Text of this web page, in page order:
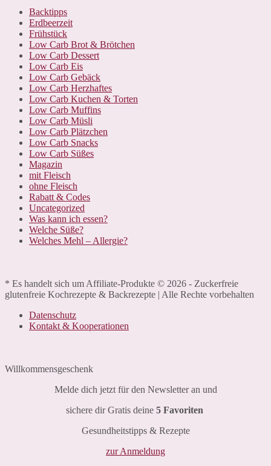
Backtipps
Erdbeerzeit
Frühstück
Low Carb Brot & Brötchen
Low Carb Dessert
Low Carb Eis
Low Carb Gebäck
Low Carb Herzhaftes
Low Carb Kuchen & Torten
Low Carb Muffins
Low Carb Müsli
Low Carb Plätzchen
Low Carb Snacks
Low Carb Süßes
Magazin
mit Fleisch
ohne Fleisch
Rabatt & Codes
Uncategorized
Was kann ich essen?
Welche Süße?
Welches Mehl – Allergie?
* Es handelt sich um Affiliate-Produkte © 2026 - Zuckerfreie
glutenfreie Kochrezepte & Backrezepte | Alle Rechte vorbehalten
Datenschutz
Kontakt & Kooperationen
Willkommensgeschenk
Melde dich jetzt für den Newsletter an und
sichere dir Gratis deine 5 Favoriten
Gesundheitstipps & Rezepte
zur Anmeldung